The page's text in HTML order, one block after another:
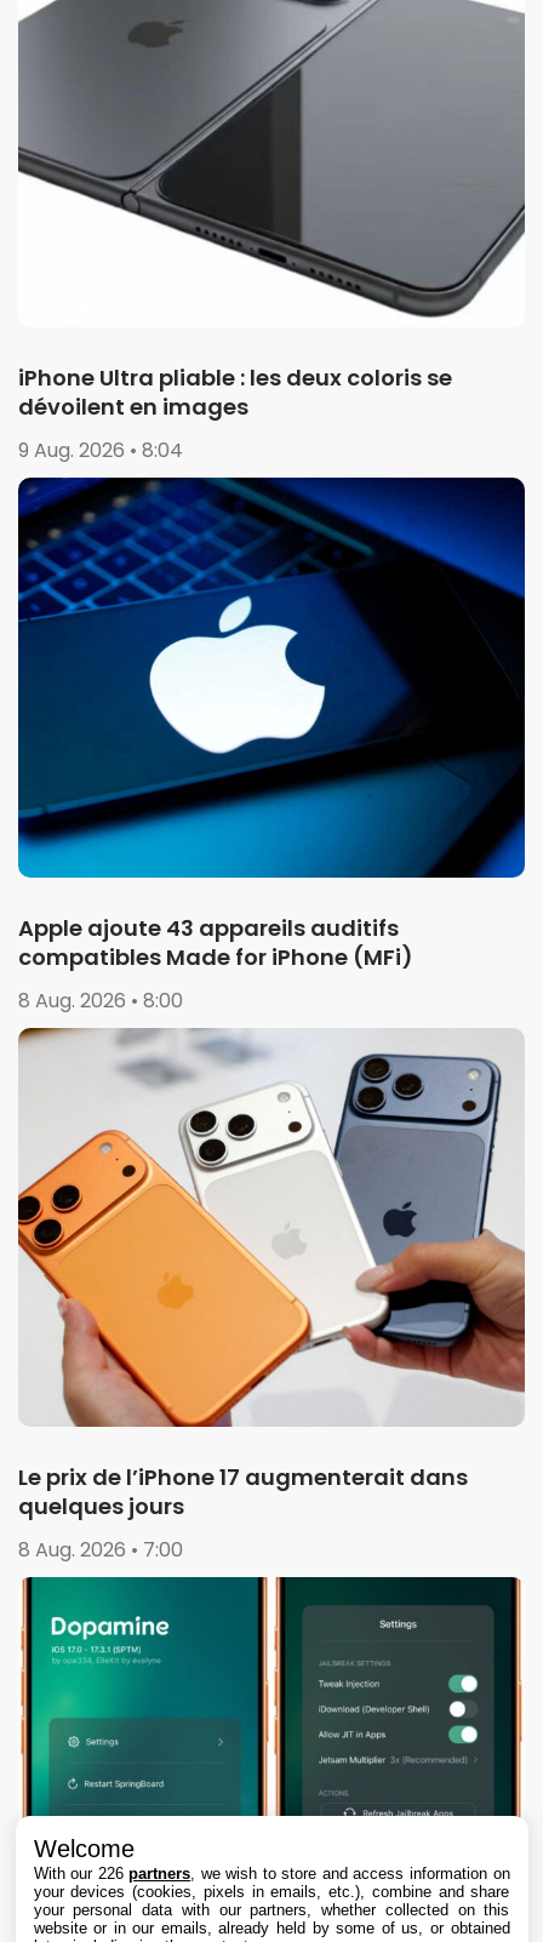
iPhone Ultra pliable : les deux coloris se
dévoilent en images
9 Aug. 2026 • 8:04
Apple ajoute 43 appareils auditifs
compatibles Made for iPhone (MFi)
8 Aug. 2026 • 8:00
Le prix de l’iPhone 17 augmenterait dans
quelques jours
8 Aug. 2026 • 7:00
Welcome
With our 226partners , we wish to store and access information on
your devices (cookies, pixels in emails, etc.), combine and share
your personal data with our partners, whether collected on this
website or in our emails, already held by some of us, or obtained